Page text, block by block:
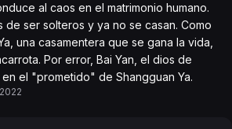
al caos en el matrimonio humano.
de ser solteros y ya no se casan. Como
una casamentera que se gana la vida,
Por error, Bai Yan, el dios de
el "prometido" de Shangguan Ya.